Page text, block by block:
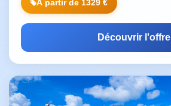
À partir de 1329 €
Découvrir l'offre